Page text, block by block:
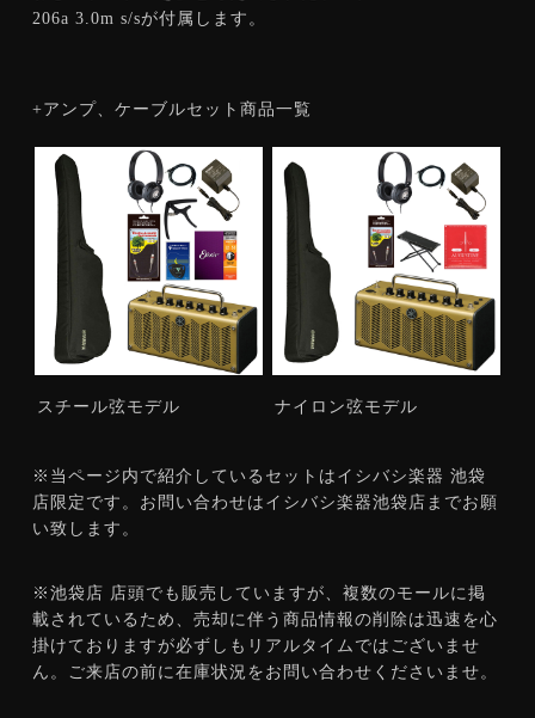
206a 3.0m s/sが付属します。
+アンプ、ケーブルセット商品一覧
スチール弦モデル ナイロン弦モデル
※当ページ内で紹介しているセットはイシバシ楽器 池袋
店限定です。お問い合わせはイシバシ楽器池袋店までお願
い致します。
※池袋店 店頭でも販売していますが、複数のモールに掲
載されているため、売却に伴う商品情報の削除は迅速を心
掛けておりますが必ずしもリアルタイムではございませ
ん。ご来店の前に在庫状況をお問い合わせくださいませ。